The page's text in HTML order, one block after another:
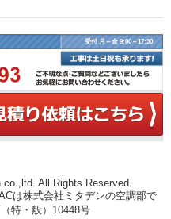
受付 月～金 9:00～17:30
All Rights Reserved.
は株式会社ミタデンの空調部で
特・般）10448号